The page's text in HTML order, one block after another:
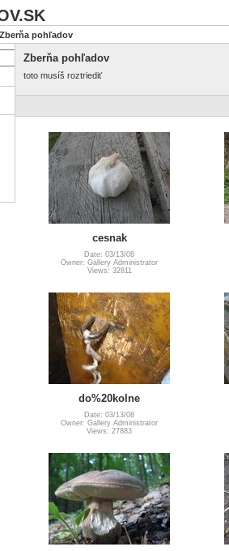
Zberňa pohľadov
Zberňa pohľadov
toto musíš roztriediť
cesnak
Date: 03/13/08
Owner: Gallery Administrator
Views: 32811
do%20kolne
Date: 03/13/08
Owner: Gallery Administrator
Views: 27883